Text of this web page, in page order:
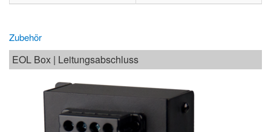
Zubehör
EOL Box | Leitungsabschluss